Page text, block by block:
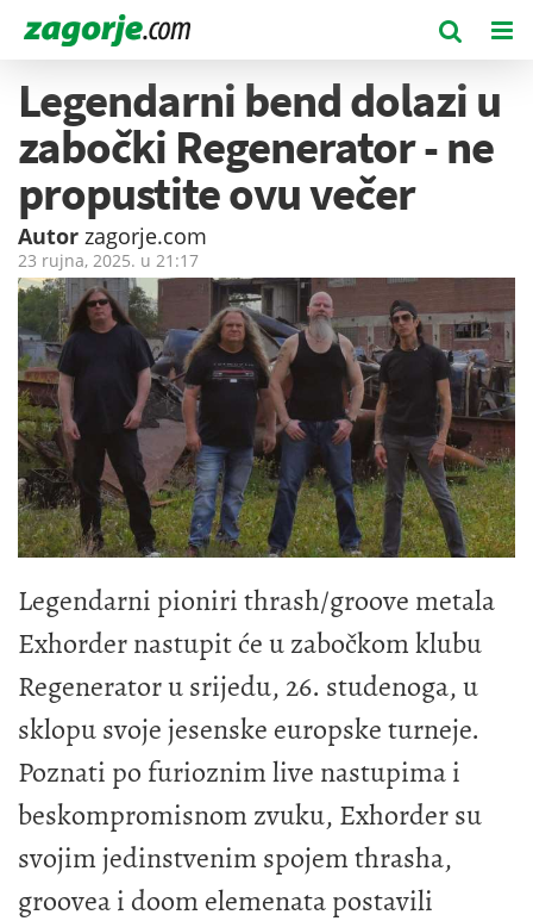
Legendarni bend dolazi u
zabočki Regenerator - ne
propustite ovu večer
Autor zagorje.com
23 rujna, 2025. u 21:17
Legendarni pioniri thrash/groove metala
Exhorder nastupit će u zabočkom klubu
Regenerator u srijedu, 26. studenoga, u
sklopu svoje jesenske europske turneje.
Poznati po furioznim live nastupima i
beskompromisnom zvuku, Exhorder su
svojim jedinstvenim spojem thrasha,
groovea i doom elemenata postavili